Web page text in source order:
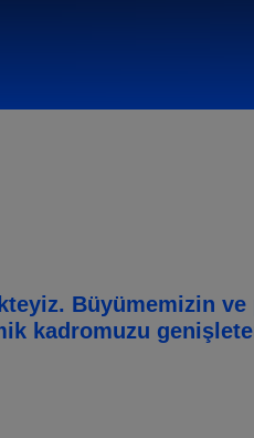
Büyümemizin ve
kadromuzu